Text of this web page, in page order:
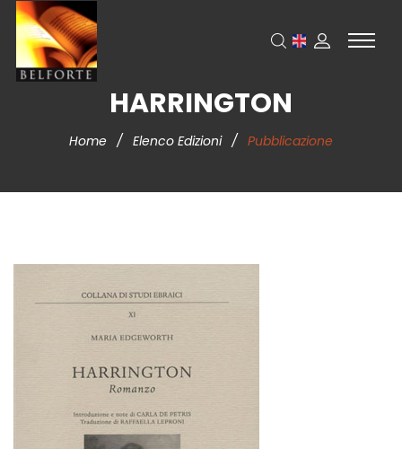
HARRINGTON
Home / Elenco Edizioni / Pubblicazione